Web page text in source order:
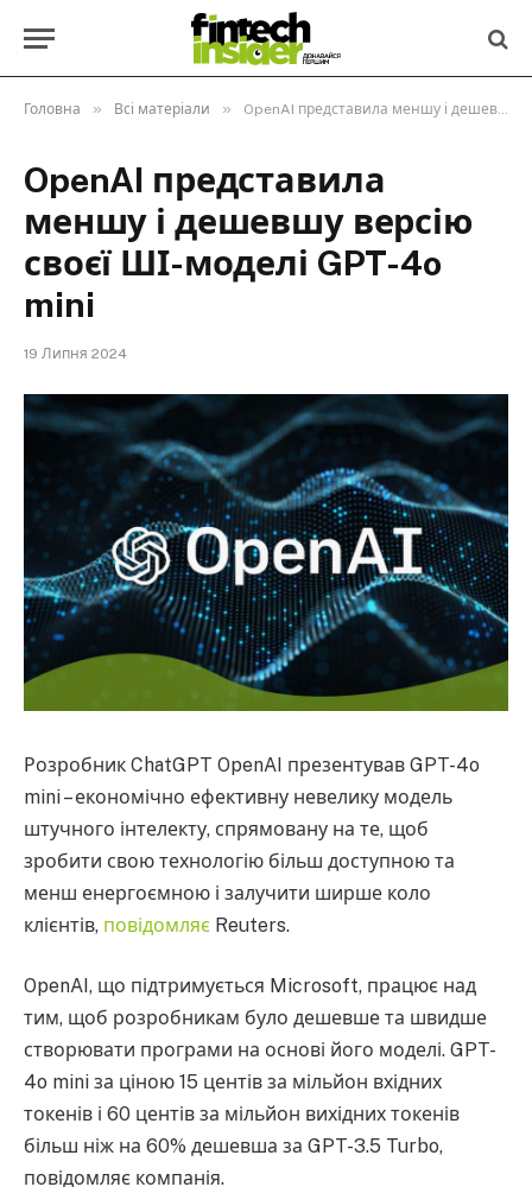
Головна » Всі матеріали » OpenAI представила меншу і дешевшу версію своєї ШІ-моделі GPT-4o mini
OpenAI представила
меншу і дешевшу версію
своєї ШІ-моделі GPT-4o
mini
19 Липня 2024
Розробник ChatGPT OpenAI презентував GPT-4o
mini – економічно ефективну невелику модель
штучного інтелекту, спрямовану на те, щоб
зробити свою технологію більш доступною та
менш енергоємною і залучити ширше коло
клієнтів, повідомляє Reuters.
OpenAI, що підтримується Microsoft, працює над
тим, щоб розробникам було дешевше та швидше
створювати програми на основі його моделі. GPT-
4o mini за ціною 15 центів за мільйон вхідних
токенів і 60 центів за мільйон вихідних токенів
більш ніж на 60% дешевша за GPT-3.5 Turbo,
повідомляє компанія.